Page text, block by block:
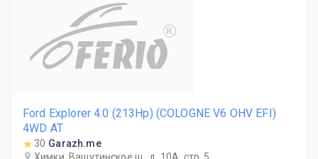
R
Ford Explorer 4.0 (213Hp) (COLOGNE V6 OHV EFI)
4WD AT
30 Garazh.me